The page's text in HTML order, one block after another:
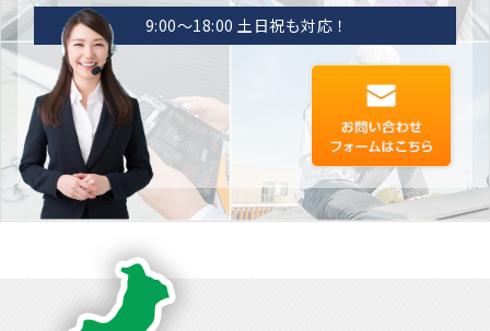
9:00〜18:00 土日祝も対応！